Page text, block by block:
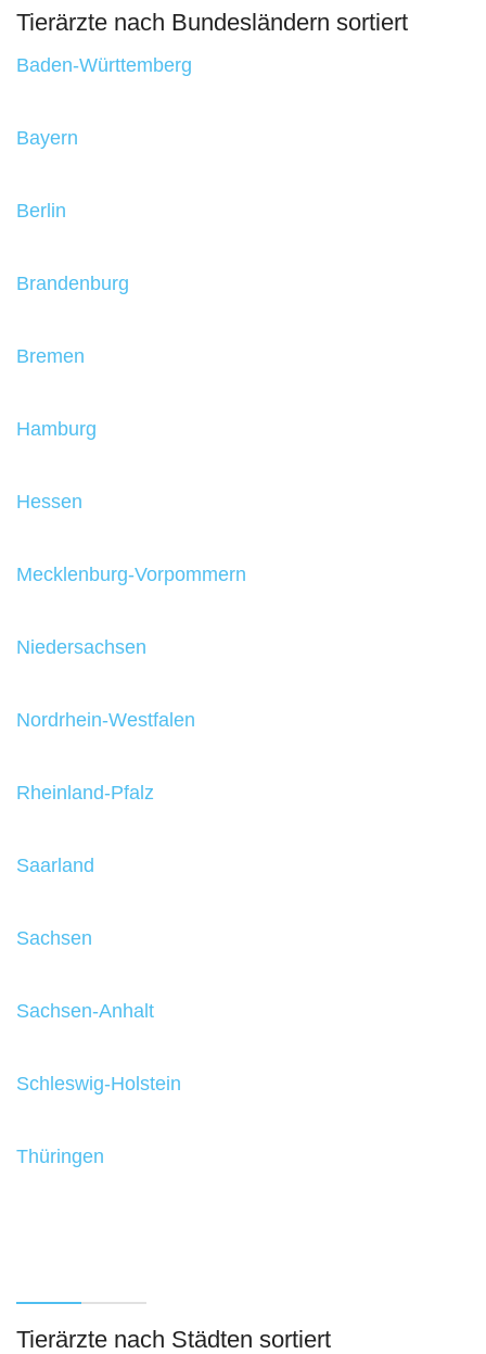
Tierärzte nach Bundesländern sortiert
Baden-Württemberg
Bayern
Berlin
Brandenburg
Bremen
Hamburg
Hessen
Mecklenburg-Vorpommern
Niedersachsen
Nordrhein-Westfalen
Rheinland-Pfalz
Saarland
Sachsen
Sachsen-Anhalt
Schleswig-Holstein
Thüringen
Tierärzte nach Städten sortiert